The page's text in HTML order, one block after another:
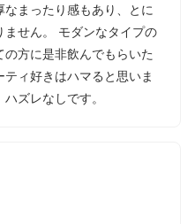
まったり感もあり、とに
せん。 モダンなタイプの
方に是非飲んでもらいた
ィ好きはハマると思いま
ズレなしです。